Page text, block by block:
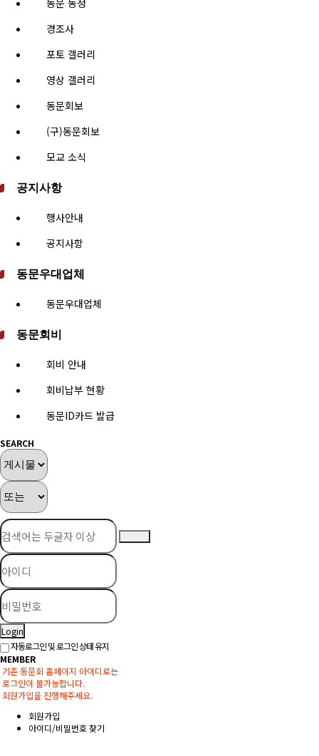
동문 동정
경조사
포토 갤러리
영상 갤러리
동문회보
(구)동문회보
모교 소식
공지사항
행사안내
공지사항
동문우대업체
동문우대업체
동문회비
회비 안내
회비납부 현황
동문ID카드 발급
SEARCH
Login
자동로그인 및 로그인 상태 유지
MEMBER
기존 동문회 홈페이지 아이디로는
로그인이 불가능합니다.
회원가입을 진행해주세요.
회원가입
아이디/비밀번호 찾기